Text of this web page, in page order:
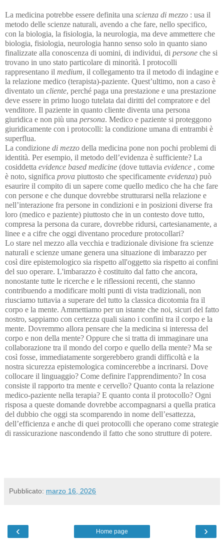
La medicina potrebbe essere definita una scienza di mezzo : usa il
metodo delle scienze naturali, avendo a che fare, nello specifico,
con la biologia, la fisiologia, la neurologia, ma deve ammettere che
biologia, fisiologia, neurologia hanno senso solo in quanto siano
finalizzate alla conoscenza di uomini, di individui, di persone che si
trovano in uno stato particolare di minorità. I protocolli
rappresentano il medium, il collegamento tra il metodo di indagine e
la relazione medico (terapista)-paziente. Quest’ultimo, non a caso è
diventato un cliente, perché paga una prestazione e una prestazione
deve essere in primo luogo tutelata dai diritti del compratore e del
venditore. Il paziente in quanto cliente diventa una persona
giuridica e non più una persona. Medico e paziente si proteggono
giuridicamente con i protocolli: la condizione umana di entrambi è
superflua.
La condizione di mezzo della medicina pone non pochi problemi di
identità. Per esempio, il metodo dell’evidenza è sufficiente? La
cosiddetta evidence based medicine (dove tuttavia evidence , come
è noto, significa prova piuttosto che specificamente evidenza) può
esaurire il compito di un sapere come quello medico che ha che fare
con persone e che dunque dovrebbe strutturarsi nella relazione e
nell’interazione fra persone in condizioni e in posizioni diverse fra
loro (medico e paziente) piuttosto che in un contesto dove tutto,
compresa la persona da curare, dovrebbe ridursi, cartesianamente, a
linee e a cifre che oggi diventano procedure protocollari?
Lo stare nel mezzo alla vecchia e tradizionale divisione fra scienze
naturali e scienze umane genera una situazione di imbarazzo per
così dire epistemologico sia rispetto all'oggetto sia rispetto ai confini
del suo operare. L'imbarazzo è costituito dal fatto che ancora,
nonostante tutte le ricerche e le riflessioni recenti, che stanno
contribuendo a modificare molti punti di vista tradizionali, non
riusciamo tuttavia a superare del tutto la classica dicotomia fra il
corpo e la mente. Ammettiamo per un istante che noi, sicuri del fatto
nostro, sappiamo con certezza quali siano i confini tra il corpo e la
mente. Dovremmo allora pensare che la medicina si interessa del
corpo e non della mente? Oppure che si tratta di immaginare una
collaborazione tra il mondo del corpo e quello della mente? Ma se
così fosse, immediatamente sorgerebbero grandi difficoltà e la
nostra sicurezza epistemologica comincerebbe a incrinarsi. Dove
collocare il linguaggio? Come definire l'apprendimento? In cosa
consiste il rapporto tra mente e cervello? Quanto conta la relazione
medico-paziente nella terapia? E quanto conta il protocollo? Ogni
risposa a queste domande dovrebbe accompagnarsi a quella pratica
del dubbio che oggi sta scomparendo in nome dell’esattezza,
dell’efficienza e anche di quei protocolli che operano come strategie
di rassicurazione nascondendo il fatto che sono strutture di potere.
Pubblicato: marzo 16, 2026
‹ ›
Home page